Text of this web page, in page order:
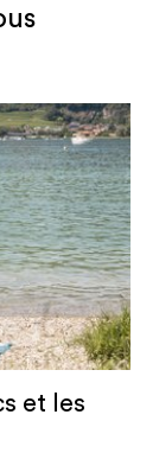
et les